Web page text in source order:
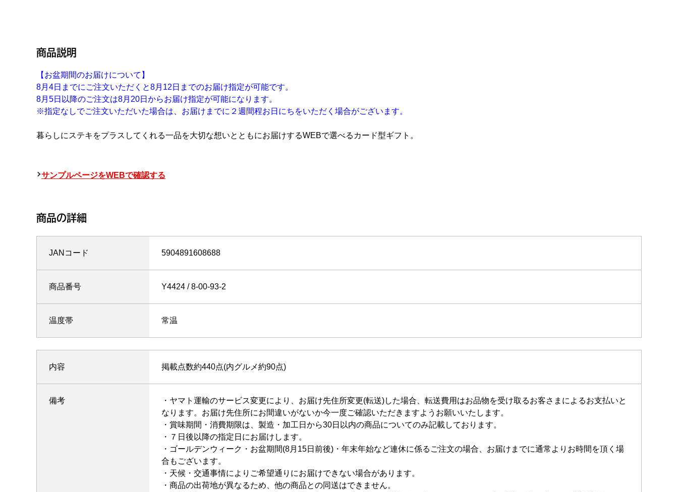
商品説明
【お盆期間のお届けについて】
8月4日までにご注文いただくと8月12日までのお届け指定が可能です。
8月5日以降のご注文は8月20日からお届け指定が可能になります。
※指定なしでご注文いただいた場合は、お届けまでに２週間程お日にちをいただく場合がございます。
暮らしにステキをプラスしてくれる一品を大切な想いとともにお届けするWEBで選べるカード型ギフト。
サンプルページをWEBで確認する
商品の詳細
JANコード 5904891608688
商品番号 Y4424
温度帯 常温
内容 掲載点数約440点(内グルメ約90点)
備考
・ヤマト運輸のサービス変更により、お届け先住所変更(転送)した場合、転送費用はお品物を受け取るお客さまによるお支払いと
なります。お届け先住所にお間違いがないか今一度ご確認いただきますようお願いいたします。
・賞味期間・消費期限は、製造・加工日から30日以内の商品についてのみ記載しております。
・７日後以降の指定日にお届けします。
・ゴールデンウィーク・お盆期間(8月15日前後)・年末年始など連休に係るご注文の場合、お届けまでに通常よりお時間を頂く場
合もございます。
・天候・交通事情によりご希望通りにお届けできない場合があります。
・商品の出荷地が異なるため、他の商品との同送はできません。